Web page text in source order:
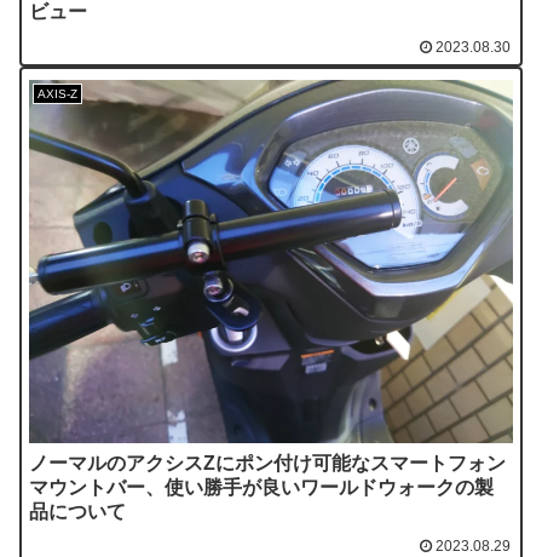
ビュー
2023.08.30
AXIS-Z
ノーマルのアクシスZにポン付け可能なスマートフォン
マウントバー、使い勝手が良いワールドウォークの製
品について
2023.08.29